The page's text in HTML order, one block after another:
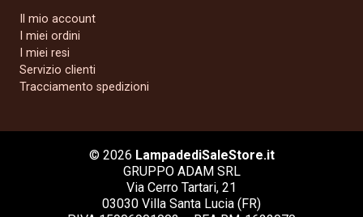
Il mio account
I miei ordini
I miei resi
Servizio clienti
Tracciamento spedizioni
© 2026 LampadediSaleStore.it
GRUPPO ADAM SRL
Via Cerro Tartari, 21
03030 Villa Santa Lucia (FR)